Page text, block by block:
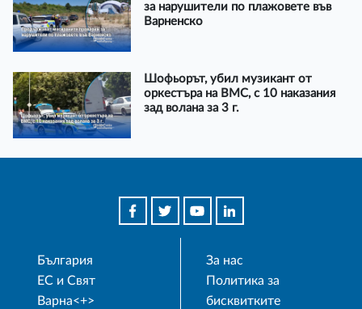
за нарушители по плажовете във
Варненско
Шофьорът, убил музикант от
оркестъра на ВМС, с 10 наказания
зад волана за 3 г.
България
ЕС и Свят
Варна<+>
За нас
Политика за
бисквитките